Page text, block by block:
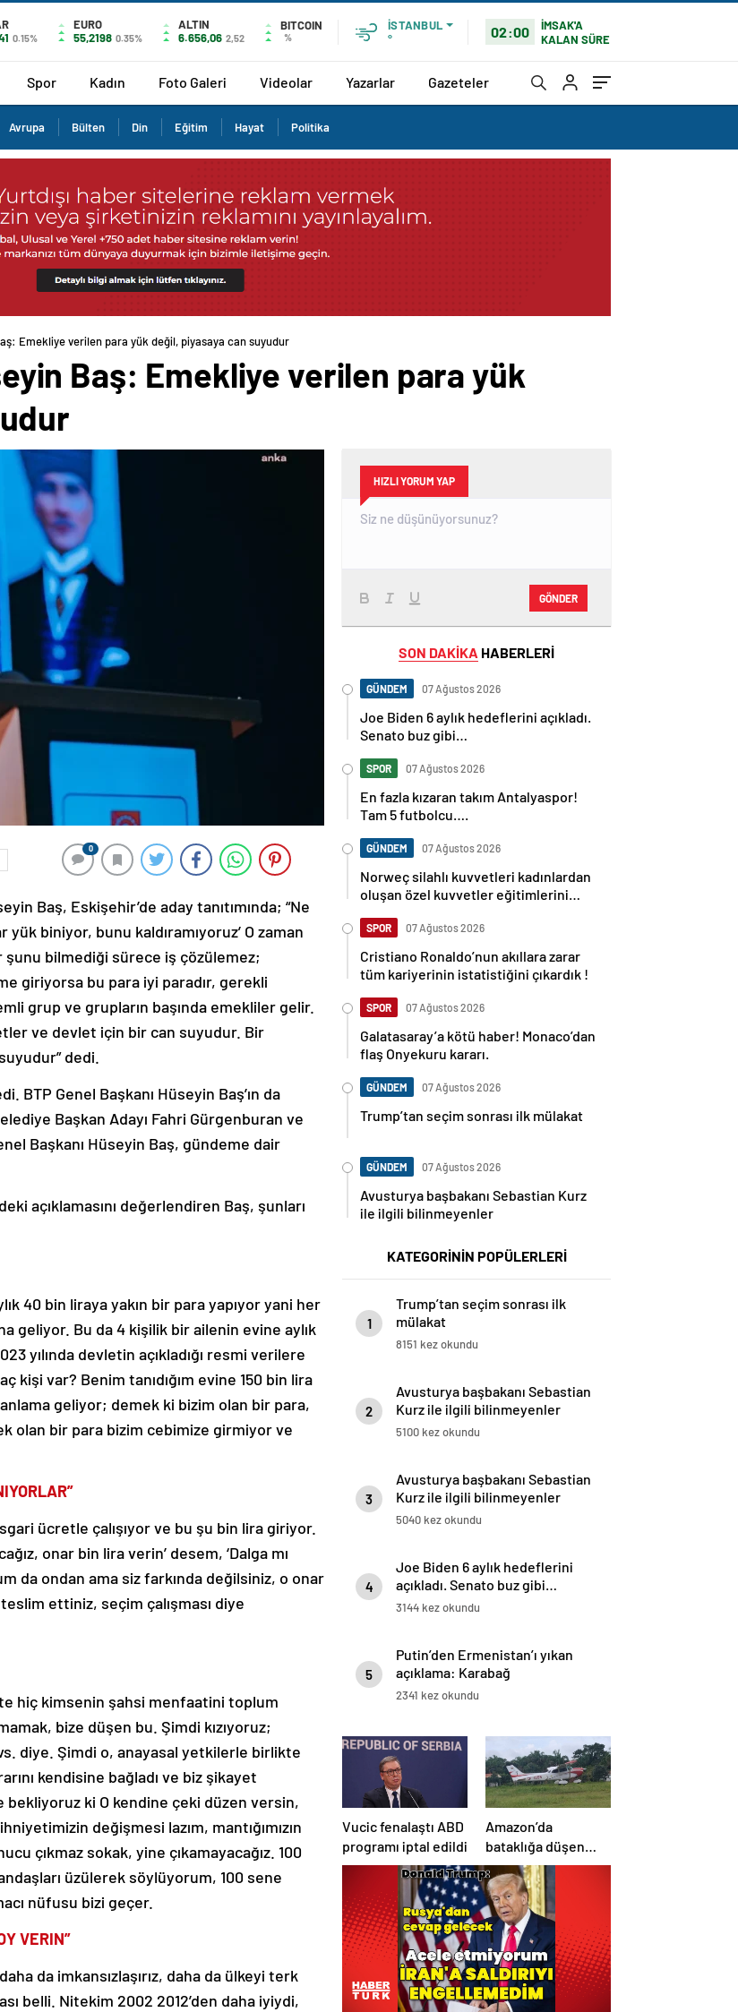
0.15%
EURO
55,2198 0.35%
ALTIN
6.656,06 2,52
BITCOIN
%
İSTANBUL
°
02:00
İMSAK'A
KALAN SÜRE
Spor Kadın Foto Galeri Videolar Yazarlar Gazeteler
Avrupa Bülten Din Eğitim Hayat Politika
Emekliye verilen para yük değil, piyasaya can suyudur
Baş: Emekliye verilen para yük
0
Baş, Eskişehir’de aday tanıtımında; “Ne
biniyor, bunu kaldıramıyoruz’ O zaman
bilmediği sürece iş çözülemez;
giriyorsa bu para iyi paradır, gerekli
grup ve grupların başında emekliler gelir.
ve devlet için bir can suyudur. Bir
dedi.
BTP Genel Başkanı Hüseyin Baş’ın da
Başkan Adayı Fahri Gürgenburan ve
Başkanı Hüseyin Baş, gündeme dair
açıklamasını değerlendiren Baş, şunları
40 bin liraya yakın bir para yapıyor yani her
geliyor. Bu da 4 kişilik bir ailenin evine aylık
yılında devletin açıkladığı resmi verilere
kişi var? Benim tanıdığım evine 150 bin lira
geliyor; demek ki bizim olan bir para,
olan bir para bizim cebimize girmiyor ve
ücretle çalışıyor ve bu şu bin lira giriyor.
onar bin lira verin’ desem, ‘Dalga mı
da ondan ama siz farkında değilsiniz, o onar
ettiniz, seçim çalışması diye
hiç kimsenin şahsi menfaatini toplum
bize düşen bu. Şimdi kızıyoruz;
diye. Şimdi o, anayasal yetkilerle birlikte
kendisine bağladı ve biz şikayet
ki O kendine çeki düzen versin,
değişmesi lazım, mantığımızın
çıkmaz sokak, yine çıkamayacağız. 100
üzülerek söylüyorum, 100 sene
nüfusu bizi geçer.
VERIN”
da imkansızlaşırız, daha da ülkeyi terk
belli. Nitekim 2002 2012’den daha iyiydi,
HIZLI YORUM YAP
GÖNDER
SON DAKİKA HABERLERİ
GÜNDEM 07 Ağustos 2026
Joe Biden 6 aylık hedeflerini açıkladı.
Senato buz gibi…
SPOR 07 Ağustos 2026
En fazla kızaran takım Antalyaspor!
Tam 5 futbolcu….
GÜNDEM 07 Ağustos 2026
Norweç silahlı kuvvetleri kadınlardan
oluşan özel kuvvetler eğitimlerini
SPOR 07 Ağustos 2026
Cristiano Ronaldo’nun akıllara zarar
tüm kariyerinin istatistiğini çıkardık !
SPOR 07 Ağustos 2026
Galatasaray’a kötü haber! Monaco’dan
flaş Onyekuru kararı.
GÜNDEM 07 Ağustos 2026
Trump’tan seçim sonrası ilk mülakat
GÜNDEM 07 Ağustos 2026
Avusturya başbakanı Sebastian Kurz
ile ilgili bilinmeyenler
KATEGORİNİN POPÜLERLERİ
1
Trump’tan seçim sonrası ilk
mülakat
8151 kez okundu
2
Avusturya başbakanı Sebastian
Kurz ile ilgili bilinmeyenler
5100 kez okundu
3
Avusturya başbakanı Sebastian
Kurz ile ilgili bilinmeyenler
5040 kez okundu
4
Joe Biden 6 aylık hedeflerini
açıkladı. Senato buz gibi…
3144 kez okundu
5
Putin’den Ermenistan’ı yıkan
açıklama: Karabağ
Azerbaycan’ın ayrılmaz bir
2341 kez okundu
Vucic fenalaştı ABD
programı iptal edildi
Amazon’da
bataklığa düşen
uçağın yolcuları, 36
saat kurtarılmayı
bekledi